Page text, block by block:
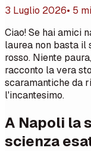
3 Luglio 2026• 5
Ciao! Se hai amici
laurea non basta il
rosso. Niente
racconto la vera
scaramantiche da
l'incantesimo.
A Napoli la
scienza